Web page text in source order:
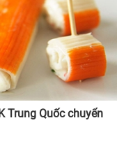
Trung Quốc chuyển